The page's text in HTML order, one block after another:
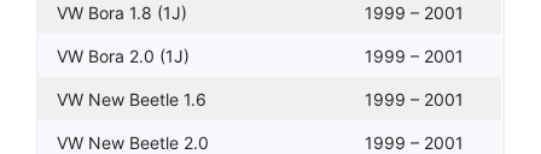
VW Bora 1.8 (1J) 1999 – 2001
VW Bora 2.0 (1J) 1999 – 2001
VW New Beetle 1.6 1999 – 2001
VW New Beetle 2.0 1999 – 2001